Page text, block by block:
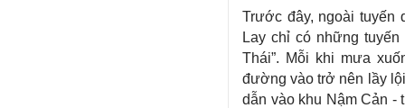
Trước đây, ngoài tuyến
Lay chỉ có những
Thái”. Mỗi khi mưa
đường vào trở nên lầy
dẫn vào khu Nậm Cản -